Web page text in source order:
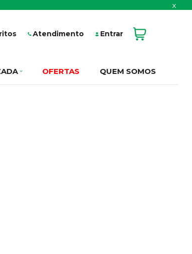
x
Atendimento Entrar
OFERTAS QUEM SOMOS